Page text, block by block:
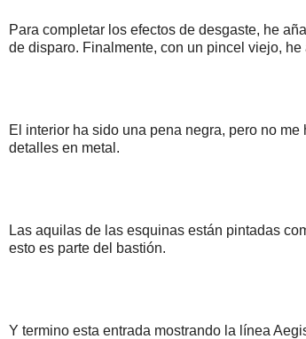
Para completar los efectos de desgaste, he
de disparo. Finalmente, con un pincel viejo,
El interior ha sido una pena negra, pero no
detalles en metal.
Las aquilas de las esquinas están pintadas
esto es parte del bastión.
Y termino esta entrada mostrando la línea